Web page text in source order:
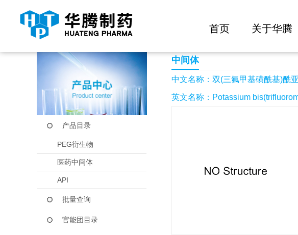
首页 关于华腾
当前位置： 首页 产品中心 双(三氟甲基磺酰基)酰亚胺钾
产品目录
PEG衍生物
医药中间体
API
批量查询
官能团目录
中间体
中文名称：双(三氟甲基磺酰基)酰
英文名称：Potassium